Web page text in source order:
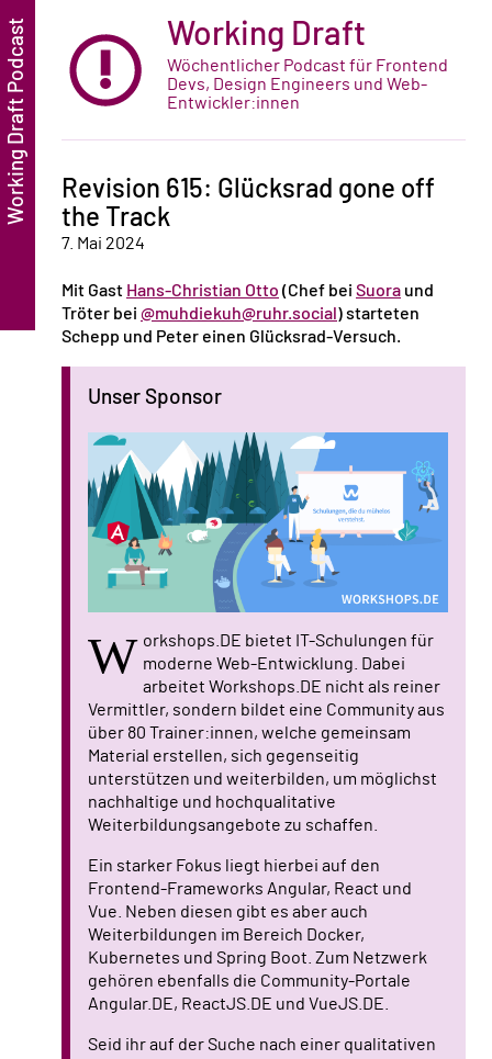
Working Draft
Wöchentlicher Podcast für Frontend
Devs, Design Engineers und Web-
Entwickler:innen
Revision 615: Glücksrad gone off
the Track
7. Mai 2024
Mit Gast Hans-Christian Otto (Chef bei Suora und
Tröter bei @muhdiekuh@ruhr.social ) starteten
Schepp und Peter einen Glücksrad-Versuch.
Unser Sponsor
W orkshops.DE bietet IT-Schulungen für
moderne Web-Entwicklung. Dabei
arbeitet Workshops.DE nicht als reiner
Vermittler, sondern bildet eine Community aus
über 80 Trainer:innen, welche gemeinsam
Material erstellen, sich gegenseitig
unterstützen und weiterbilden, um möglichst
nachhaltige und hochqualitative
Weiterbildungsangebote zu schaffen.
Ein starker Fokus liegt hierbei auf den
Frontend-Frameworks Angular, React und
Vue. Neben diesen gibt es aber auch
Weiterbildungen im Bereich Docker,
Kubernetes und Spring Boot. Zum Netzwerk
gehören ebenfalls die Community-Portale
Angular.DE, ReactJS.DE und VueJS.DE.
Seid ihr auf der Suche nach einer qualitativen